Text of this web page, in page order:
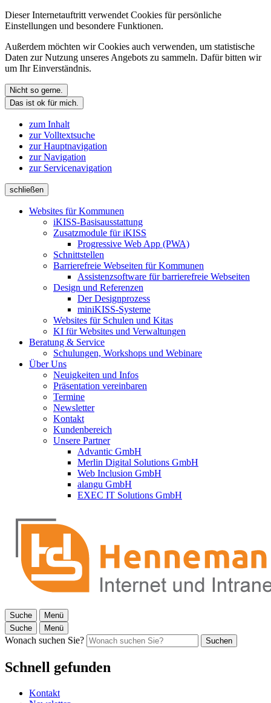
Dieser Internetauftritt verwendet Cookies für persönliche
Einstellungen und besondere Funktionen.
Außerdem möchten wir Cookies auch verwenden, um statistische
Daten zur Nutzung unseres Angebots zu sammeln. Dafür bitten wir
um Ihr Einverständnis.
Nicht so gerne.
Das ist ok für mich.
zum Inhalt
zur Volltextsuche
zur Hauptnavigation
zur Navigation
zur Servicenavigation
schließen
Websites für Kommunen
iKISS-Basisausstattung
Zusatzmodule für iKISS
Progressive Web App (PWA)
Schnittstellen
Barrierefreie Webseiten für Kommunen
Assistenzsoftware für barrierefreie Webseiten
Design und Referenzen
Der Designprozess
miniKISS-Systeme
Websites für Schulen und Kitas
KI für Websites und Verwaltungen
Beratung & Service
Schulungen, Workshops und Webinare
Über Uns
Neuigkeiten und Infos
Präsentation vereinbaren
Termine
Newsletter
Kontakt
Kundenbereich
Unsere Partner
Advantic GmbH
Merlin Digital Solutions GmbH
Web Inclusion GmbH
alangu GmbH
EXEC IT Solutions GmbH
Suche
Menü
Suche
Menü
Wonach suchen Sie? Suchen
Schnell gefunden
Kontakt